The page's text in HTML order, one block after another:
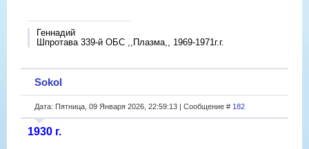
Геннадий
Шпротава 339-й ОБС ,,Плазма,, 1969-1971г.г.
Sokol
Дата: Пятница, 09 Января 2026, 22:59:13 | Сообщение # 182
1930 г.